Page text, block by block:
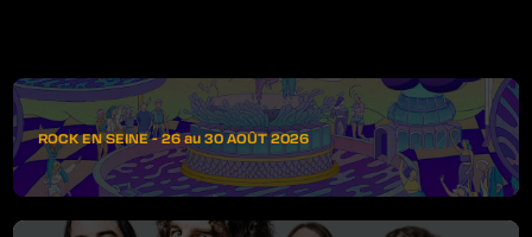
ROCK EN SEINE - 26 au 30 AOÛT 2026